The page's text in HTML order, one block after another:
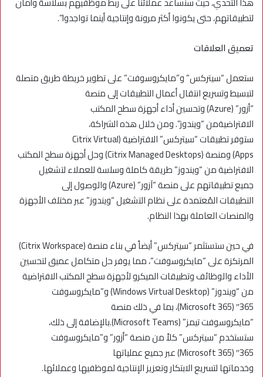
لتطبيقاتهم، حتى يكونوا أكثر مرونة وإنتاجية أينما تواجدوا”.
تعميق العلاقات
ستعمل “سيتركس” و”مايكروسوفت” على تطوير خريطة طريق متصلة
لتبسيط وتسريع انتقال أعمال التطبيقات إلى منصة
“أزور” (Azure) وتحسين أداء أجهزة سطح المكتب
الافتراضيةمن “ويندوز”. ومن خلال هذه الشراكة،
ستوفر تطبيقات “سيتركس” الافتراضية (Citrix Virtual
Apps) ومنصة (Citrix Managed Desktops) وحل أجهزة سطح المكتب
الافتراضية من “ويندوز” طريقة كاملة وسلسة للعملاء لتشغيل
جميع تطبيقاتهم على منصة “آزور” (Azure) والوصول إلى
التطبيقات المُعتمدة على نظام التشغيل “ويندوز” عبر مختلف الأجهزة
والمنصات العاملة بهذا النظام.
في حين ستستثمر “سيتركس” أيضاً في بناء منصة (Citrix Workspace)
المرتكزة على “مايكروسوفت”، مما يوفر حل متكامل عميق لتحسين
الأداء والوظائف وتطبيقات الميكرو لأجهزة سطح المكتب الافتراضية
من “ويندوز” (Windows Virtual Desktop) و”مايكروسوفت
365″ (Microsoft 365)، بما في ذلك منصة
“مايكروسوفت تيمز” (Microsoft Teams).بالإضافة إلى ذلك،
ستستخدم “سيتركس” كلاً من منصة “أزور” و”مايكروسوفت
365″ (Microsoft 365) عبر جميع عملياتها
وخدماتها لتسريع الابتكار وتعزيز الإنتاجية لموظفيها وعملائها.